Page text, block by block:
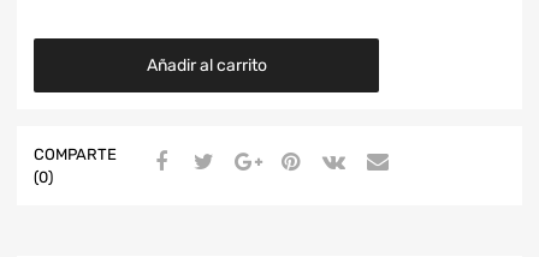
Añadir al carrito
COMPARTE
(0)